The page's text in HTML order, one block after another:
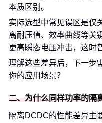
本质区别。
实际选型中常见误区是仅
离耐压值、效率曲线等关
更高瞬态电压冲击，这时
理解这些差异后，下一步
你的应用场景？
二、为什么同样功率的隔
隔离DCDC的性能差异主